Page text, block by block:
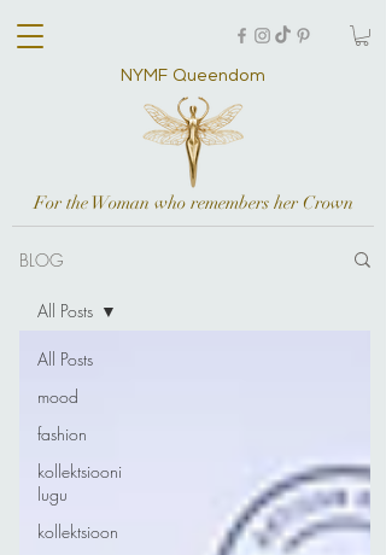
NYMF Queendom
For the Woman who remembers her Crown
BLOG
All Posts
mood
fashion
kollektsiooni
lugu
kollektsioon
All Posts